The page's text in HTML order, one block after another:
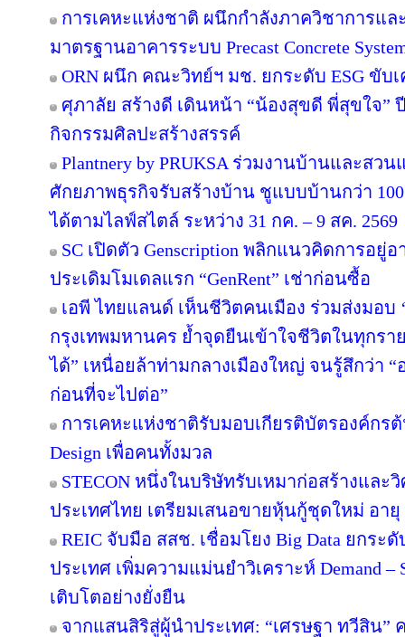
การเคหะแห่งชาติ ผนึกกำลังภาควิชาการแ
มาตรฐานอาคารระบบ Precast Concrete
ORN ผนึก คณะวิทย์ฯ มช. ยกระดับ ESG ขับ
ศุภาลัย สร้างดี เดินหน้า “น้องสุขดี พี่สุขใจ”
กิจกรรมศิลปะสร้างสรรค์
Plantnery by PRUKSA ร่วมงานบ้านและสวน
ศักยภาพธุรกิจรับสร้างบ้าน ชูแบบบ้านกว่า
ได้ตามไลฟ์สไตล์ ระหว่าง 31 กค. – 9 สค. 2569
SC เปิดตัว Genscription พลิกแนวคิดการอ
ประเดิมโมเดลแรก “GenRent” เช่าก่อนซื้อ
เอพี ไทยแลนด์ เห็นชีวิตคนเมือง ร่วมส่งมอบ
กรุงเทพมหานคร ย้ำจุดยืนเข้าใจชีวิตในทุกรา
ได้” เหนื่อยล้าท่ามกลางเมืองใหญ่ จนรู้สึกว่า
ก่อนที่จะไปต่อ”
การเคหะแห่งชาติรับมอบเกียรติบัตรองค์กร
Design เพื่อคนทั้งมวล
STECON หนึ่งในบริษัทรับเหมาก่อสร้างแล
ประเทศไทย เตรียมเสนอขายหุ้นกู้ชุดใหม่ อา
REIC จับมือ สสช. เชื่อมโยง Big Data ยกร
ประเทศ เพิ่มความแม่นยำวิเคราะห์ Demand
เติบโตอย่างยั่งยืน
จากแสนสิริสู่ผู้นำประเทศ: “เศรษฐา ทวีสิน”